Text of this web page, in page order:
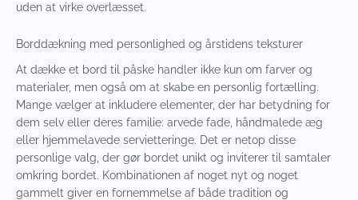
uden at virke overlæsset.
Borddækning med personlighed og årstidens teksturer
At dække et bord til påske handler ikke kun om farver og
materialer, men også om at skabe en personlig fortælling.
Mange vælger at inkludere elementer, der har betydning for
dem selv eller deres familie: arvede fade, håndmalede æg
eller hjemmelavede servietteringe. Det er netop disse
personlige valg, der gør bordet unikt og inviterer til samtaler
omkring bordet. Kombinationen af noget nyt og noget
gammelt giver en fornemmelse af både tradition og